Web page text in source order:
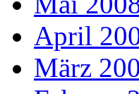
April
März